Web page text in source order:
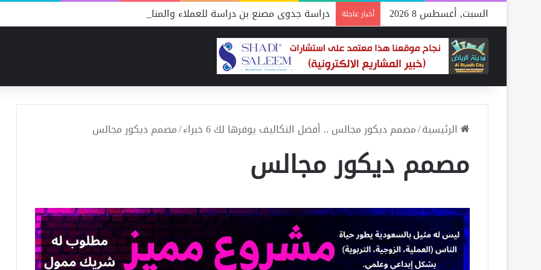
السبت, أغسطس 8 2026 أخبار عاجلة دراسة جدوى مصنع بن دراسة للعملاء والمنافسين
الرئيسية/مصمم ديكور مجالس .. أفضل التكاليف يوفرها لك 6 خبراء /مصمم ديكور مجالس
مصمم ديكور مجالس